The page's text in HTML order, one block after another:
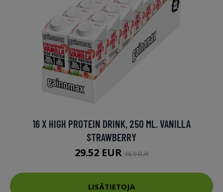
16 X HIGH PROTEIN DRINK, 250 ML. VANILLA
STRAWBERRY
29.52 EUR36.9 EUR
LISÄTIETOJA